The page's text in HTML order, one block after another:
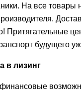
На все
Притягательные
будущего
в лизинг